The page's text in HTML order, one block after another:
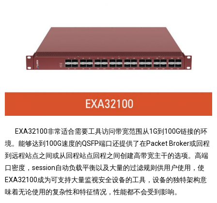
EXA32100非常适合需要工具访问带宽范围从1G到100G链接的环
境。能够达到100G速度的QSFP端口还提供了在Packet Broker或回程
到远程站点之间或从回程站点回程之间创建高带宽主干的选项。高端
口密度，session自动负载平衡以及大量的过滤规则供用户使用，使
EXA32100成为可支持大量监视安全设备的工具，设备的独特架构意
味着无论使用的复杂性和特征情况，性能都不会受到影响。